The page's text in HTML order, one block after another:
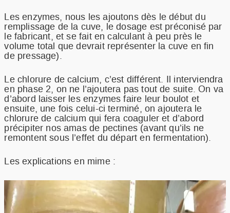
Les enzymes, nous les ajoutons dès le début du
remplissage de la cuve, le dosage est préconisé par
le fabricant, et se fait en calculant à peu près le
volume total que devrait représenter la cuve en fin
de pressage).
Le chlorure de calcium, c’est différent. Il interviendra
en phase 2, on ne l’ajoutera pas tout de suite. On va
d’abord laisser les enzymes faire leur boulot et
ensuite, une fois celui-ci terminé, on ajoutera le
chlorure de calcium qui fera coaguler et d’abord
précipiter nos amas de pectines (avant qu’ils ne
remontent sous l’effet du départ en fermentation).
Les explications en mime :